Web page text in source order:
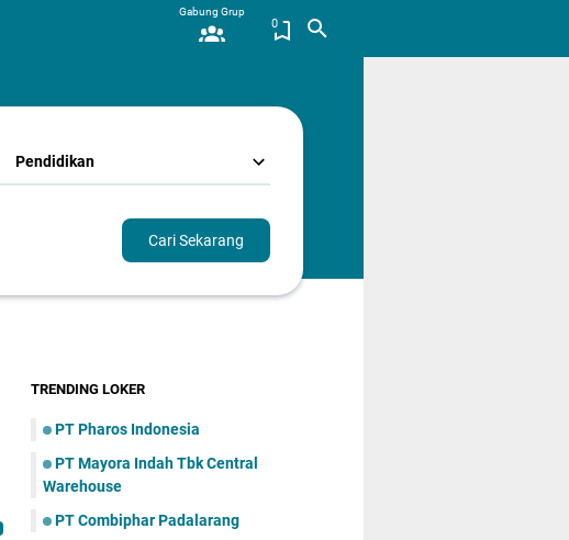
0
Gabung Grup
Pendidikan
Cari Sekarang
TRENDING LOKER
PT Pharos Indonesia
PT Mayora Indаh Tbk Central
Warehouse
PT Combiphar Padalarang